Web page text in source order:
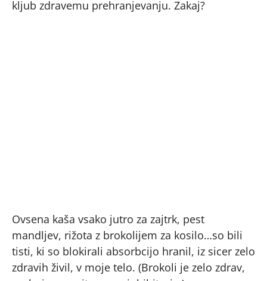
kljub zdravemu prehranjevanju. Zakaj?
Ovsena kaša vsako jutro za zajtrk, pest
mandljev, rižota z brokolijem za kosilo…so bili
tisti, ki so blokirali absorbcijo hranil, iz sicer zelo
zdravih živil, v moje telo. (Brokoli je zelo zdrav,